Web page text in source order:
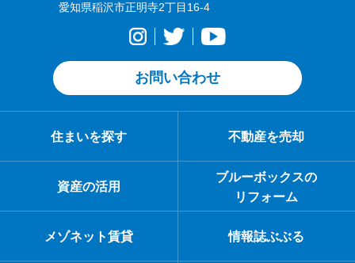
愛知県稲沢市正明寺2丁目16-4
お問い合わせ
住まいを探す 不動産を売却
資産の活用
ブルーボックスの
リフォーム
メゾネット賃貸 情報誌ぶぶる